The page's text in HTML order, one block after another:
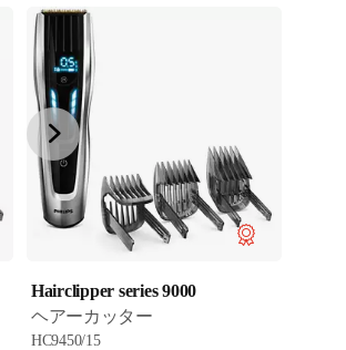
Hairclipper series 9000
ヘアーカッター
HC9450/15